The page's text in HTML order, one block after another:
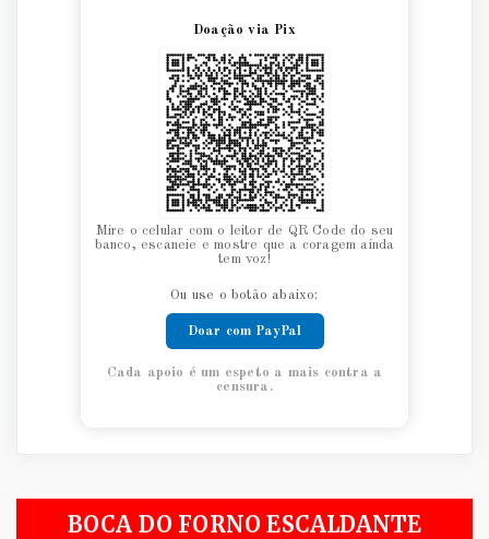
Doação via Pix
Mire o celular com o leitor de QR Code do seu
banco, escaneie e mostre que a coragem ainda
tem voz!
Ou use o botão abaixo:
Doar com PayPal
Cada apoio é um espeto a mais contra a
censura.
BOCA DO FORNO ESCALDANTE